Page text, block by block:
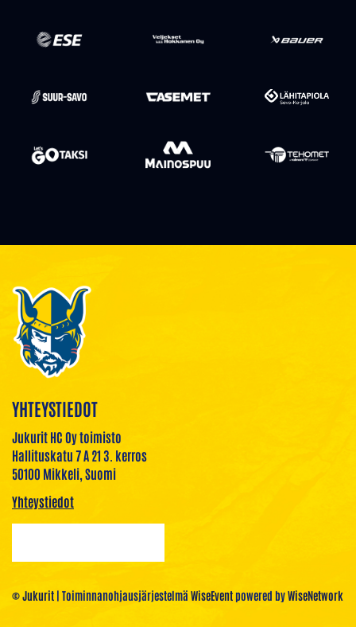
YHTEYSTIEDOT
Jukurit HC Oy toimisto
Hallituskatu 7 A 21 3. kerros
50100 Mikkeli, Suomi
Yhteystiedot
© Jukurit | Toiminnanohjausjärjestelmä WiseEventpowered byWiseNetwork